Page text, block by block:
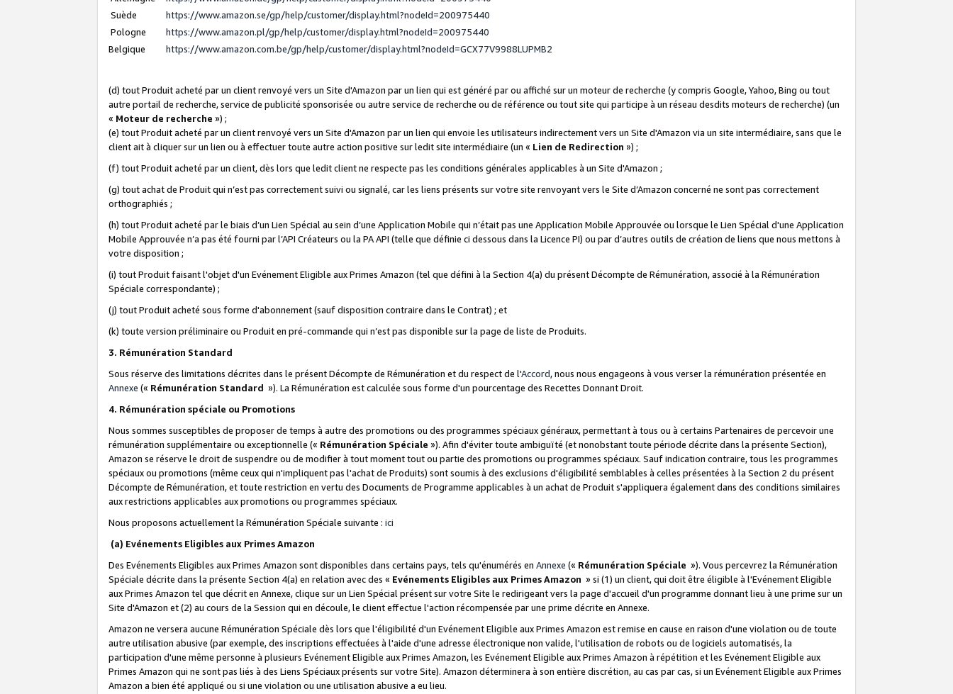
Suède
https://www.amazon.se/gp/help/customer/display.html?nodeId=200975440
Pologne
https://www.amazon.pl/gp/help/customer/display.html?nodeId=200975440
Belgique
https://www.amazon.com.be/gp/help/customer/display.html?nodeId=GCX77V9988LUPMB2
(d) tout Produit acheté par un client renvoyé vers un Site d'Amazon par un lien qui est généré par ou affiché sur un moteur de recherche (y compris Google, Yahoo, Bing ou tout
autre portail de recherche, service de publicité sponsorisée ou autre service de recherche ou de référence ou tout site qui participe à un réseau desdits moteurs de recherche) (un
« Moteur de recherche ») ;
(e) tout Produit acheté par un client renvoyé vers un Site d'Amazon par un lien qui envoie les utilisateurs indirectement vers un Site d'Amazon via un site intermédiaire, sans que le
client ait à cliquer sur un lien ou à effectuer toute autre action positive sur ledit site intermédiaire (un « Lien de Redirection ») ;
(f) tout Produit acheté par un client, dès lors que ledit client ne respecte pas les conditions générales applicables à un Site d'Amazon ;
(g) tout achat de Produit qui n’est pas correctement suivi ou signalé, car les liens présents sur votre site renvoyant vers le Site d’Amazon concerné ne sont pas correctement
orthographiés ;
(h) tout Produit acheté par le biais d’un Lien Spécial au sein d’une Application Mobile qui n’était pas une Application Mobile Approuvée ou lorsque le Lien Spécial d'une Application
Mobile Approuvée n’a pas été fourni par l’API Créateurs ou la PA API (telle que définie ci dessous dans la Licence PI) ou par d’autres outils de création de liens que nous mettons à
votre disposition ;
(i) tout Produit faisant l'objet d'un Evénement Eligible aux Primes Amazon (tel que défini à la Section 4(a) du présent Décompte de Rémunération, associé à la Rémunération
Spéciale correspondante) ;
(j) tout Produit acheté sous forme d'abonnement (sauf disposition contraire dans le Contrat) ; et
(k) toute version préliminaire ou Produit en pré-commande qui n’est pas disponible sur la page de liste de Produits.
3. Rémunération Standard
Sous réserve des limitations décrites dans le présent Décompte de Rémunération et du respect de l'Accord, nous nous engageons à vous verser la rémunération présentée en
Annexe (« Rémunération Standard »). La Rémunération est calculée sous forme d'un pourcentage des Recettes Donnant Droit.
4. Rémunération spéciale ou Promotions
Nous sommes susceptibles de proposer de temps à autre des promotions ou des programmes spéciaux généraux, permettant à tous ou à certains Partenaires de percevoir une
rémunération supplémentaire ou exceptionnelle (« Rémunération Spéciale »). Afin d'éviter toute ambiguïté (et nonobstant toute période décrite dans la présente Section),
Amazon se réserve le droit de suspendre ou de modifier à tout moment tout ou partie des promotions ou programmes spéciaux. Sauf indication contraire, tous les programmes
spéciaux ou promotions (même ceux qui n'impliquent pas l'achat de Produits) sont soumis à des exclusions d'éligibilité semblables à celles présentées à la Section 2 du présent
Décompte de Rémunération, et toute restriction en vertu des Documents de Programme applicables à un achat de Produit s'appliquera également dans des conditions similaires
aux restrictions applicables aux promotions ou programmes spéciaux.
Nous proposons actuellement la Rémunération Spéciale suivante : ici
(a) Evénements Eligibles aux Primes Amazon
Des Evénements Eligibles aux Primes Amazon sont disponibles dans certains pays, tels qu'énumérés en Annexe (« Rémunération Spéciale »). Vous percevrez la Rémunération
Spéciale décrite dans la présente Section 4(a) en relation avec des « Evénements Eligibles aux Primes Amazon » si (1) un client, qui doit être éligible à l'Evénement Eligible
aux Primes Amazon tel que décrit en Annexe, clique sur un Lien Spécial présent sur votre Site le redirigeant vers la page d'accueil d'un programme donnant lieu à une prime sur un
Site d'Amazon et (2) au cours de la Session qui en découle, le client effectue l'action récompensée par une prime décrite en Annexe.
Amazon ne versera aucune Rémunération Spéciale dès lors que l'éligibilité d'un Evénement Eligible aux Primes Amazon est remise en cause en raison d'une violation ou de toute
autre utilisation abusive (par exemple, des inscriptions effectuées à l'aide d'une adresse électronique non valide, l'utilisation de robots ou de logiciels automatisés, la
participation d'une même personne à plusieurs Evénement Eligible aux Primes Amazon, les Evénement Eligible aux Primes Amazon à répétition et les Evénement Eligible aux
Primes Amazon qui ne sont pas liés à des Liens Spéciaux présents sur votre Site). Amazon déterminera à son entière discrétion, au cas par cas, si un Evénement Eligible aux Primes
Amazon a bien été appliqué ou si une violation ou une utilisation abusive a eu lieu.